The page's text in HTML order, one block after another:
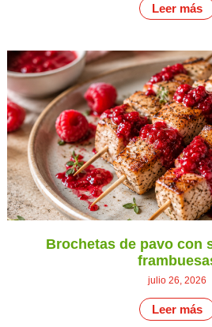
Leer más
Brochetas de pavo con
julio 26, 2026
Leer más